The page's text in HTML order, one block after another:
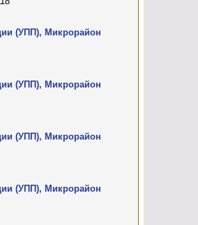
(УПП), Микрорайон
(УПП), Микрорайон
(УПП), Микрорайон
(УПП), Микрорайон